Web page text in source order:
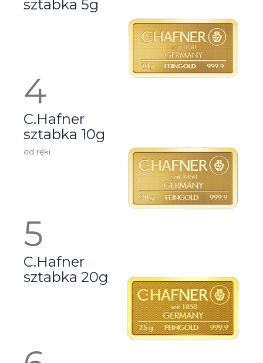
sztabka 5g
C.Hafner
sztabka 10g
od ręki
C.Hafner
sztabka 20g